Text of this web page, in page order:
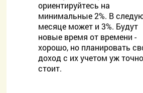
ориентируйтесь на
минимальные 2%. В
месяце может и 3%. Будут
новые время от времени -
хорошо, но планировать
доход с их учетом уж
стоит.